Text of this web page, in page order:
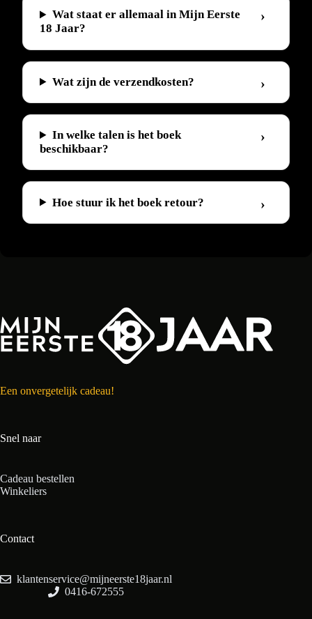
Wat staat er allemaal in Mijn Eerste
18 Jaar?
Wat zijn de verzendkosten?
In welke talen is het boek
beschikbaar?
Hoe stuur ik het boek retour?
Een onvergetelijk cadeau!
Snel naar
Cadeau bestellen
Winkeliers
Contact
klantenservice@mijneerste18jaar.nl
0416-672555